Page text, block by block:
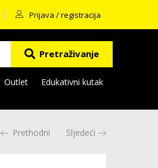
Prijava / registracija
Pretraživanje
Outlet Edukativni kutak
Prethodni Sljedeći